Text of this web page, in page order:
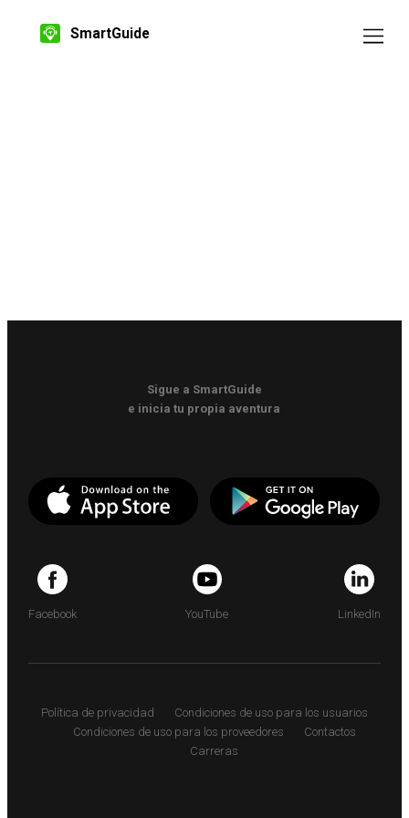
SmartGuide
Sigue a SmartGuide
e inicia tu propia aventura
Facebook YouTube LinkedIn
Política de privacidad
Condiciones de uso para los usuarios
Condiciones de uso para los proveedores
Contactos
Carreras